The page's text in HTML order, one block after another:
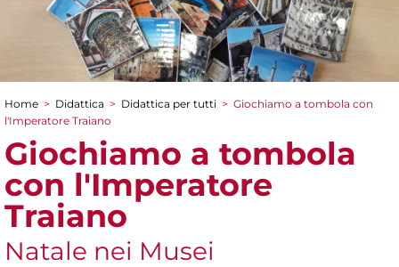
Tu sei qui
Home > Didattica > Didattica per tutti > Giochiamo a tombola con
l'Imperatore Traiano
Giochiamo a tombola
con l'Imperatore
Traiano
Natale nei Musei